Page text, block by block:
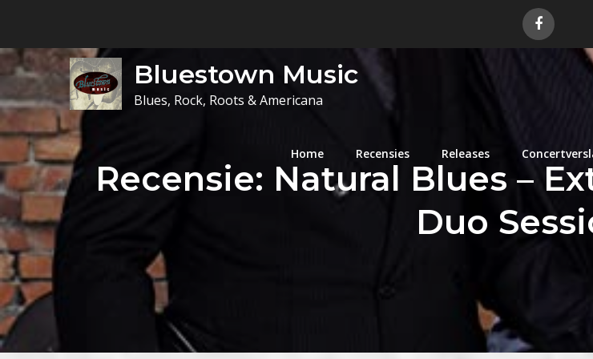
content
Bluestown Music
Blues, Rock, Roots & Americana
Home Recensies Releases
Recensie: Natural Blues –
Duo